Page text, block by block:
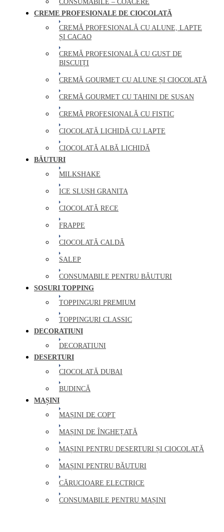
CONSUMABILE – COACERE
CREME PROFESIONALE DE CIOCOLATĂ
CREMĂ PROFESIONALĂ CU ALUNE, LAPTE
ȘI CACAO
CREMĂ PROFESIONALĂ CU GUST DE
BISCUIȚI
CREMĂ GOURMET CU ALUNE ȘI CIOCOLATĂ
CREMĂ GOURMET CU TAHINI DE SUSAN
CREMĂ PROFESIONALĂ CU FISTIC
CIOCOLATĂ LICHIDĂ CU LAPTE
CIOCOLATĂ ALBĂ LICHIDĂ
BĂUTURI
MILKSHAKE
ICE SLUSH GRANITA
CIOCOLATĂ RECE
FRAPPE
CIOCOLATĂ CALDĂ
SALEP
CONSUMABILE PENTRU BĂUTURI
SOSURI TOPPING
TOPPINGURI PREMIUM
TOPPINGURI CLASSIC
DECORATIUNI
DECORATIUNI
DESERTURI
CIOCOLATĂ DUBAI
BUDINCĂ
MAȘINI
MAȘINI DE COPT
MAȘINI DE ÎNGHEȚATĂ
MAȘINI PENTRU DESERTURI ȘI CIOCOLATĂ
MAȘINI PENTRU BĂUTURI
CĂRUCIOARE ELECTRICE
CONSUMABILE PENTRU MAȘINI